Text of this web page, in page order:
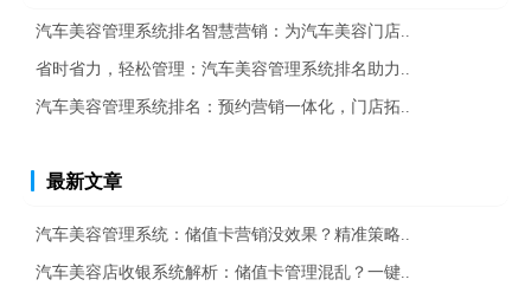
汽车美容管理系统排名智慧营销：为汽车美容门店..
省时省力，轻松管理：汽车美容管理系统排名助力..
汽车美容管理系统排名：预约营销一体化，门店拓..
最新文章
汽车美容管理系统：储值卡营销没效果？精准策略..
汽车美容店收银系统解析：储值卡管理混乱？一键..